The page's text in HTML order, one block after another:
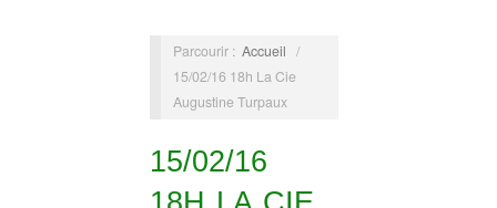
Parcourir : Accueil /
15/02/16 18h La Cie
Augustine Turpaux
15/02/16